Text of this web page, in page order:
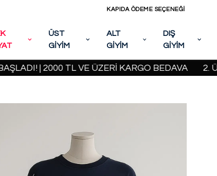
KAPIDA ÖDEME SEÇENEĞİ
ÜST
GİYİM
ALT
GİYİM
DIŞ
GİYİM
| 2000 TL VE ÜZERİ KARGO BEDAVA 2.